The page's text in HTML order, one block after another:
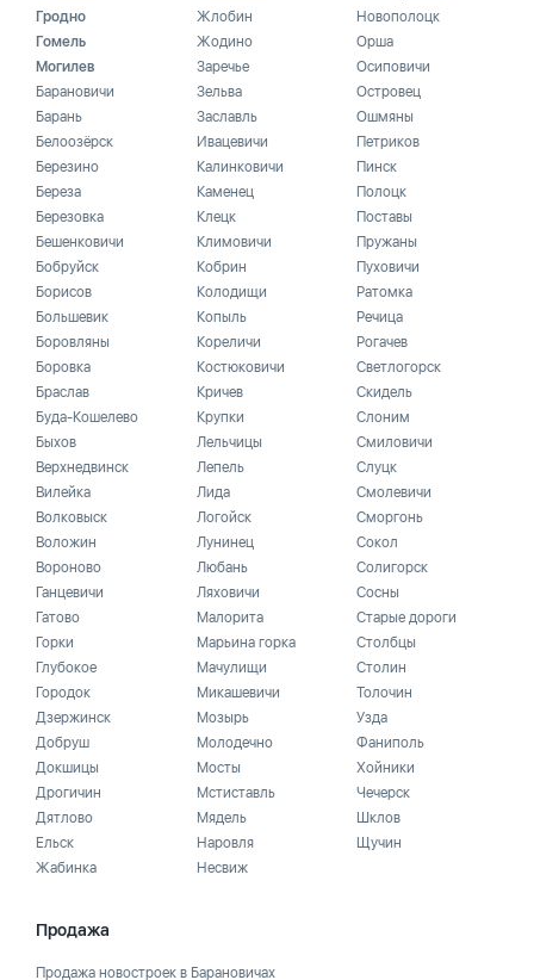
Гродно
Гомель
Могилев
Барановичи
Барань
Белоозёрск
Березино
Береза
Березовка
Бешенковичи
Бобруйск
Борисов
Большевик
Боровляны
Боровка
Браслав
Буда-Кошелево
Быхов
Верхнедвинск
Вилейка
Волковыск
Воложин
Вороново
Ганцевичи
Гатово
Горки
Глубокое
Городок
Дзержинск
Добруш
Докшицы
Дрогичин
Дятлово
Ельск
Жабинка
Жлобин
Жодино
Заречье
Зельва
Заславль
Ивацевичи
Калинковичи
Каменец
Клецк
Климовичи
Кобрин
Колодищи
Копыль
Кореличи
Костюковичи
Кричев
Крупки
Лельчицы
Лепель
Лида
Логойск
Лунинец
Любань
Ляховичи
Малорита
Марьина горка
Мачулищи
Микашевичи
Мозырь
Молодечно
Мосты
Мстиставль
Мядель
Наровля
Несвиж
Новополоцк
Орша
Осиповичи
Островец
Ошмяны
Петриков
Пинск
Полоцк
Поставы
Пружаны
Пуховичи
Ратомка
Речица
Рогачев
Светлогорск
Скидель
Слоним
Смиловичи
Слуцк
Смолевичи
Сморгонь
Сокол
Солигорск
Сосны
Старые дороги
Столбцы
Столин
Толочин
Узда
Фаниполь
Хойники
Чечерск
Шклов
Щучин
Продажа
Продажа новостроек в Барановичах